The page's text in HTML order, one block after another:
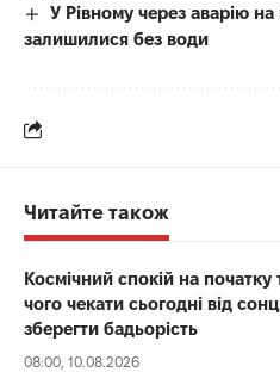
У Рівному через аварію на
залишилися без води
Читайте також
Космічний спокій на початку
чого чекати сьогодні від
зберегти бадьорість
08:00, 10.08.2026